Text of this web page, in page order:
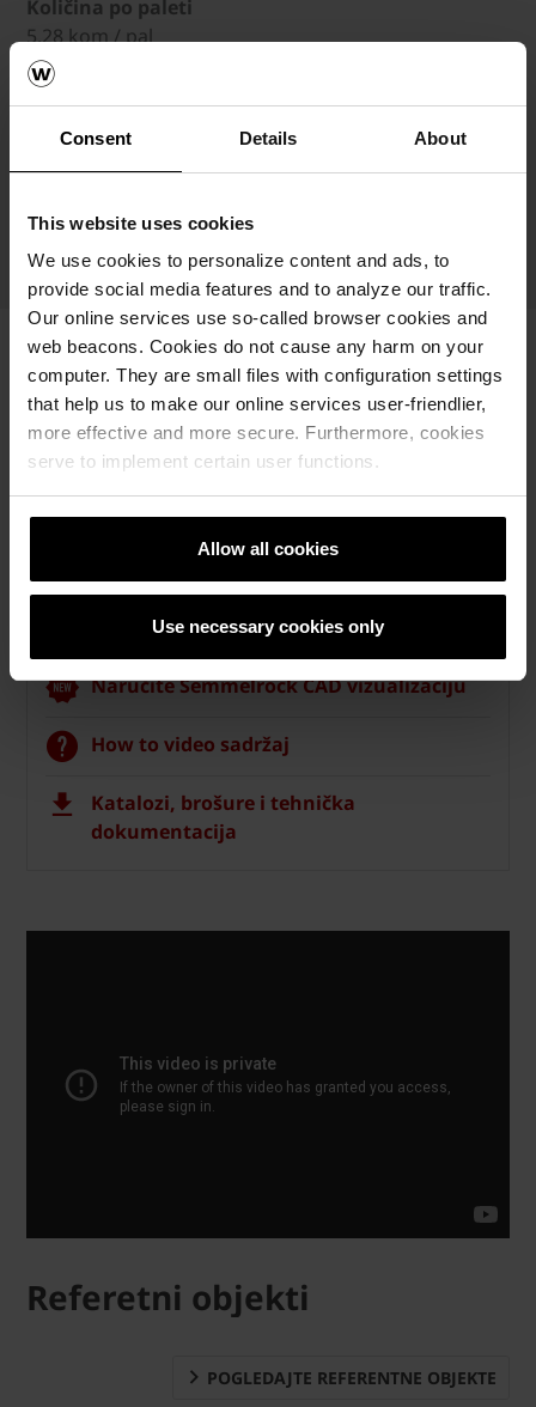
Consent Details About
This website uses cookies
We use cookies to personalize content and ads, to
provide social media features and to analyze our traffic.
Our online services use so-called browser cookies and
web beacons. Cookies do not cause any harm on your
computer. They are small files with configuration settings
that help us to make our online services user-friendlier,
more effective and more secure. Furthermore, cookies
serve to implement certain user functions.
Allow all cookies
Use necessary cookies only
Količina po paleti
5.28 kom / pal
Težina
160 kg / m²
Nosivost
Broj artikla
618210364
Semmelrock opločnici
Naručite Semmelrock CAD vizualizaciju
How to video sadržaj
Katalozi, brošure i tehnička
dokumentacija
Referetni objekti
POGLEDAJTE REFERENTNE OBJEKTE